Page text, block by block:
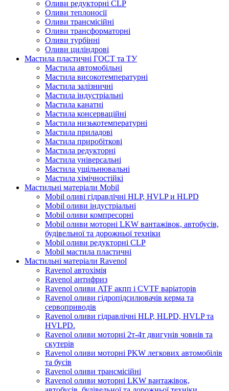
Оливи редукторні CLP
Оливи теплоносії
Оливи трансмісійні
Оливи трансформаторні
Оливи турбінні
Оливи циліндрові
Мастила пластичні ГОСТ та ТУ
Мастила автомобільні
Мастила високотемпературні
Мастила залізничні
Мастила індустріальні
Мастила канатні
Мастила консерваційні
Мастила низькотемпературні
Мастила приладові
Мастила приробіткові
Мастила редукторні
Мастила універсальні
Мастила ущільнювальні
Мастила хімічностійкі
Мастильні матеріали Mobil
Mobil оливі гідравлічні HLP, HVLP и HLPD
Mobil оливи індустріальні
Mobil оливи компресорні
Mobil оливи моторні LKW вантажівок, автобусів,
будівельної та дорожньої техніки
Mobil оливи редукторні CLP
Mobil мастила пластичні
Мастильні матеріали Ravenol
Ravenol автохімія
Ravenol антифриз
Ravenol оливи ATF акпп і CVTF варіаторів
Ravenol оливи гідропідсилювачів керма та
сервоприводів
Ravenol оливи гідравлічні HLP, HLPD, HVLP та
HVLPD.
Ravenol оливи моторні 2т-4т двигунів човнів та
скутерів
Ravenol оливи моторні PKW легкових автомобілів
та бусів
Ravenol оливи трансмісійні
Ravenol оливи моторні LKW вантажівок,